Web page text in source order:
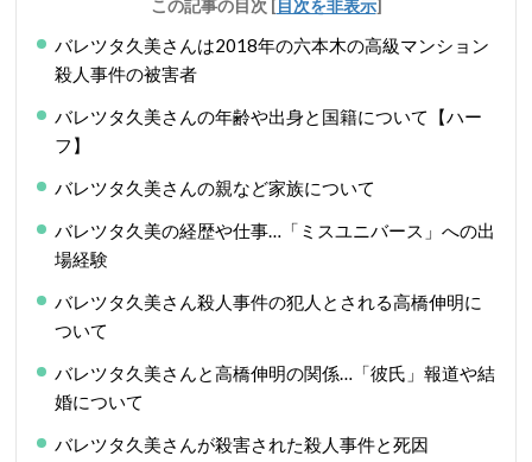
この記事の目次 [目次を非表示]
バレツタ久美さんは2018年の六本木の高級マンション
殺人事件の被害者
バレツタ久美さんの年齢や出身と国籍について【ハー
フ】
バレツタ久美さんの親など家族について
バレツタ久美の経歴や仕事…「ミスユニバース」への出
場経験
バレツタ久美さん殺人事件の犯人とされる高橋伸明に
ついて
バレツタ久美さんと高橋伸明の関係…「彼氏」報道や結
婚について
バレツタ久美さんが殺害された殺人事件と死因